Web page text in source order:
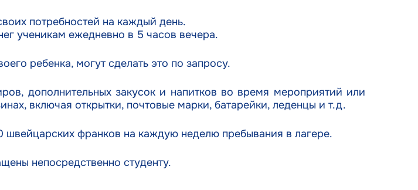
потребностей на каждый день.
ученикам ежедневно в 5 часов вечера.
ребенка, могут сделать это по запросу.
дополнительных закусок и напитков во время мероприятий или
включая открытки, почтовые марки, батарейки, леденцы и т.д.
швейцарских франков на каждую неделю пребывания в лагере.
непосредственно студенту.